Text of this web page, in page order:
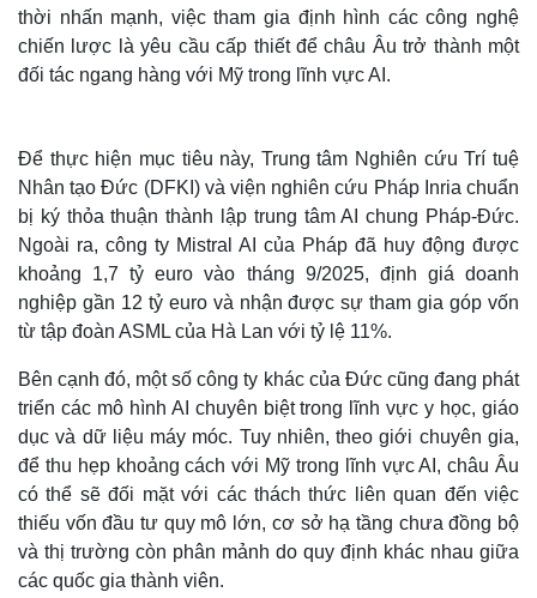
thời nhấn mạnh, việc tham gia định hình các công nghệ
chiến lược là yêu cầu cấp thiết để châu Âu trở thành một
đối tác ngang hàng với Mỹ trong lĩnh vực AI.
Để thực hiện mục tiêu này, Trung tâm Nghiên cứu Trí tuệ
Nhân tạo Đức (DFKI) và viện nghiên cứu Pháp Inria chuẩn
bị ký thỏa thuận thành lập trung tâm AI chung Pháp-Đức.
Ngoài ra, công ty Mistral AI của Pháp đã huy động được
khoảng 1,7 tỷ euro vào tháng 9/2025, định giá doanh
nghiệp gần 12 tỷ euro và nhận được sự tham gia góp vốn
từ tập đoàn ASML của Hà Lan với tỷ lệ 11%.
Bên cạnh đó, một số công ty khác của Đức cũng đang phát
triển các mô hình AI chuyên biệt trong lĩnh vực y học, giáo
dục và dữ liệu máy móc. Tuy nhiên, theo giới chuyên gia,
để thu hẹp khoảng cách với Mỹ trong lĩnh vực AI, châu Âu
có thể sẽ đối mặt với các thách thức liên quan đến việc
thiếu vốn đầu tư quy mô lớn, cơ sở hạ tầng chưa đồng bộ
và thị trường còn phân mảnh do quy định khác nhau giữa
các quốc gia thành viên.